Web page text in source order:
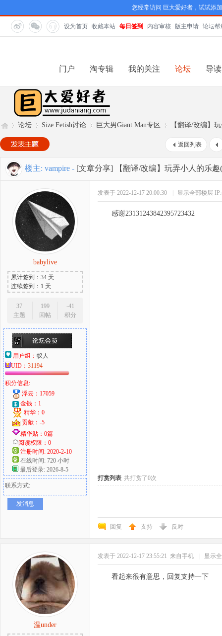
您经常访问 巨大爱好者，试试添
设为首页 收藏本站 每日签到 内容审核 版主申请 论坛帮
门户 淘专辑 我的关注 论坛 导读
巨
爱
好
»
论坛
›
Size Fetish讨论
›
巨大男Giant Man专区 【翻译/改编】
返回列表
楼主: vampire - [文章分享] 【翻译/改编】玩弄小人的乐
babylive
累计签到：34 天
连续签到：1 天
37
主题
199
回帖
-41
积分
用户组： 蚁人
UID： 31194
积分信息:
浮云：17059
金钱：1
精华：0
贡献：-5
精华贴：0篇
阅读权限：0
注册时间: 2020-2-10
在线时间: 720 小时
最后登录: 2026-8-5
联系方式:
发消息
发表于 2022-12-17 20:00:30 显示全部楼层
感谢23131243842395723432
打赏列表 共打赏了0次
回复 支持 反对
温under
发表于 2022-12-17 23:55:21 来自手机 显示
看起来很有意思，回复支持一下